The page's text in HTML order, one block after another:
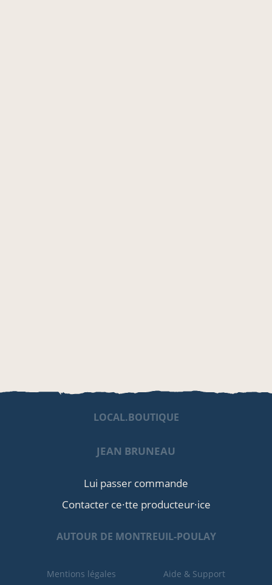
LOCAL.BOUTIQUE
JEAN BRUNEAU
Lui passer commande
Contacter ce·tte producteur·ice
AUTOUR DE MONTREUIL-POULAY
Mentions légales Aide & Support